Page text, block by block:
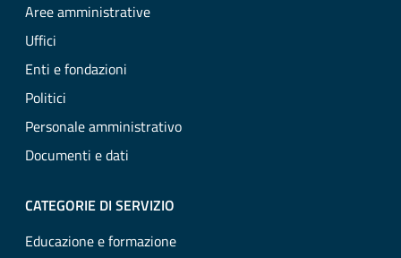
Aree amministrative
Uffici
Enti e fondazioni
Politici
Personale amministrativo
Documenti e dati
CATEGORIE DI SERVIZIO
Educazione e formazione